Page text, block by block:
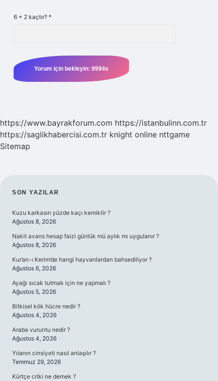
6 + 2 kaçtır? *
https://www.bayrakforum.com https://istanbulinn.com.tr
https://saglikhabercisi.com.tr knight online nttgame
Sitemap
SIDEBAR
SON YAZILAR
Kuzu karkasın yüzde kaçı kemiktir ?
Ağustos 8, 2026
Nakit avans hesap faizi günlük mü aylık mı uygulanır ?
Ağustos 8, 2026
Kur’an-ı Kerim’de hangi hayvanlardan bahsediliyor ?
Ağustos 6, 2026
Ayağı sıcak tutmak için ne yapmalı ?
Ağustos 5, 2026
Bitkisel kök hücre nedir ?
Ağustos 4, 2026
Araba vuruntu nedir ?
Ağustos 4, 2026
Yılanın cinsiyeti nasıl anlaşılır ?
Temmuz 29, 2026
Kürtçe cıtki ne demek ?